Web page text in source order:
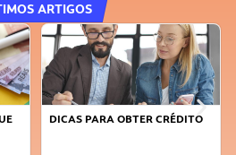
ARTIGOS
DICAS PARA OBTER CRÉDITO